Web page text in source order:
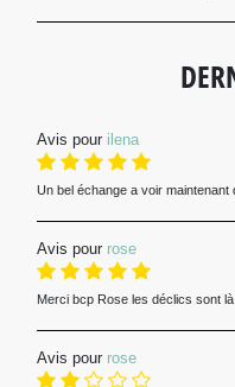
Avis pour ilena
Un bel échange a voir maintenant
Avis pour rose
Merci bcp Rose les déclics sont là
Avis pour rose